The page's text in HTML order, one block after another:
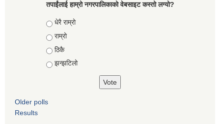
तपाईंलाई हाम्रो नगरपालिकाको वेबसाइट कस्तो लग्यो?
Choices
धेरै राम्रो
राम्रो
ठिकै
झन्झटिलो
Older polls
Results